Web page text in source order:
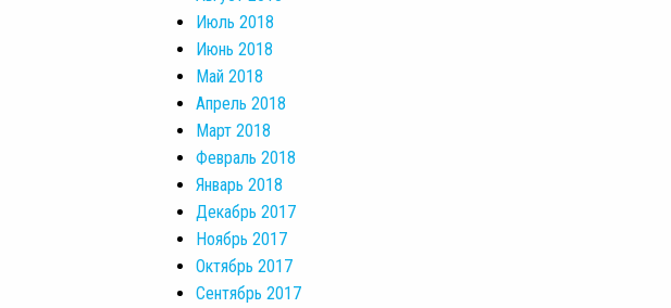
Июль 2018
Июнь 2018
Май 2018
Апрель 2018
Март 2018
Февраль 2018
Январь 2018
Декабрь 2017
Ноябрь 2017
Октябрь 2017
Сентябрь 2017